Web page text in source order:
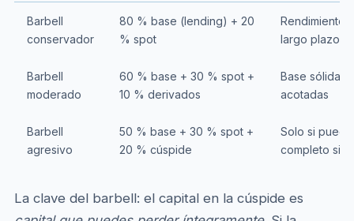
Barbell
conservador
80 % base (lending) + 20
% spot
Rendimiento
largo plazo
Barbell
moderado
60 % base + 30 % spot +
10 % derivados
Base sólida
acotadas
Barbell
agresivo
50 % base + 30 % spot +
20 % cúspide
Solo si
completo sin
La clave del barbell: el capital en la cúspide es